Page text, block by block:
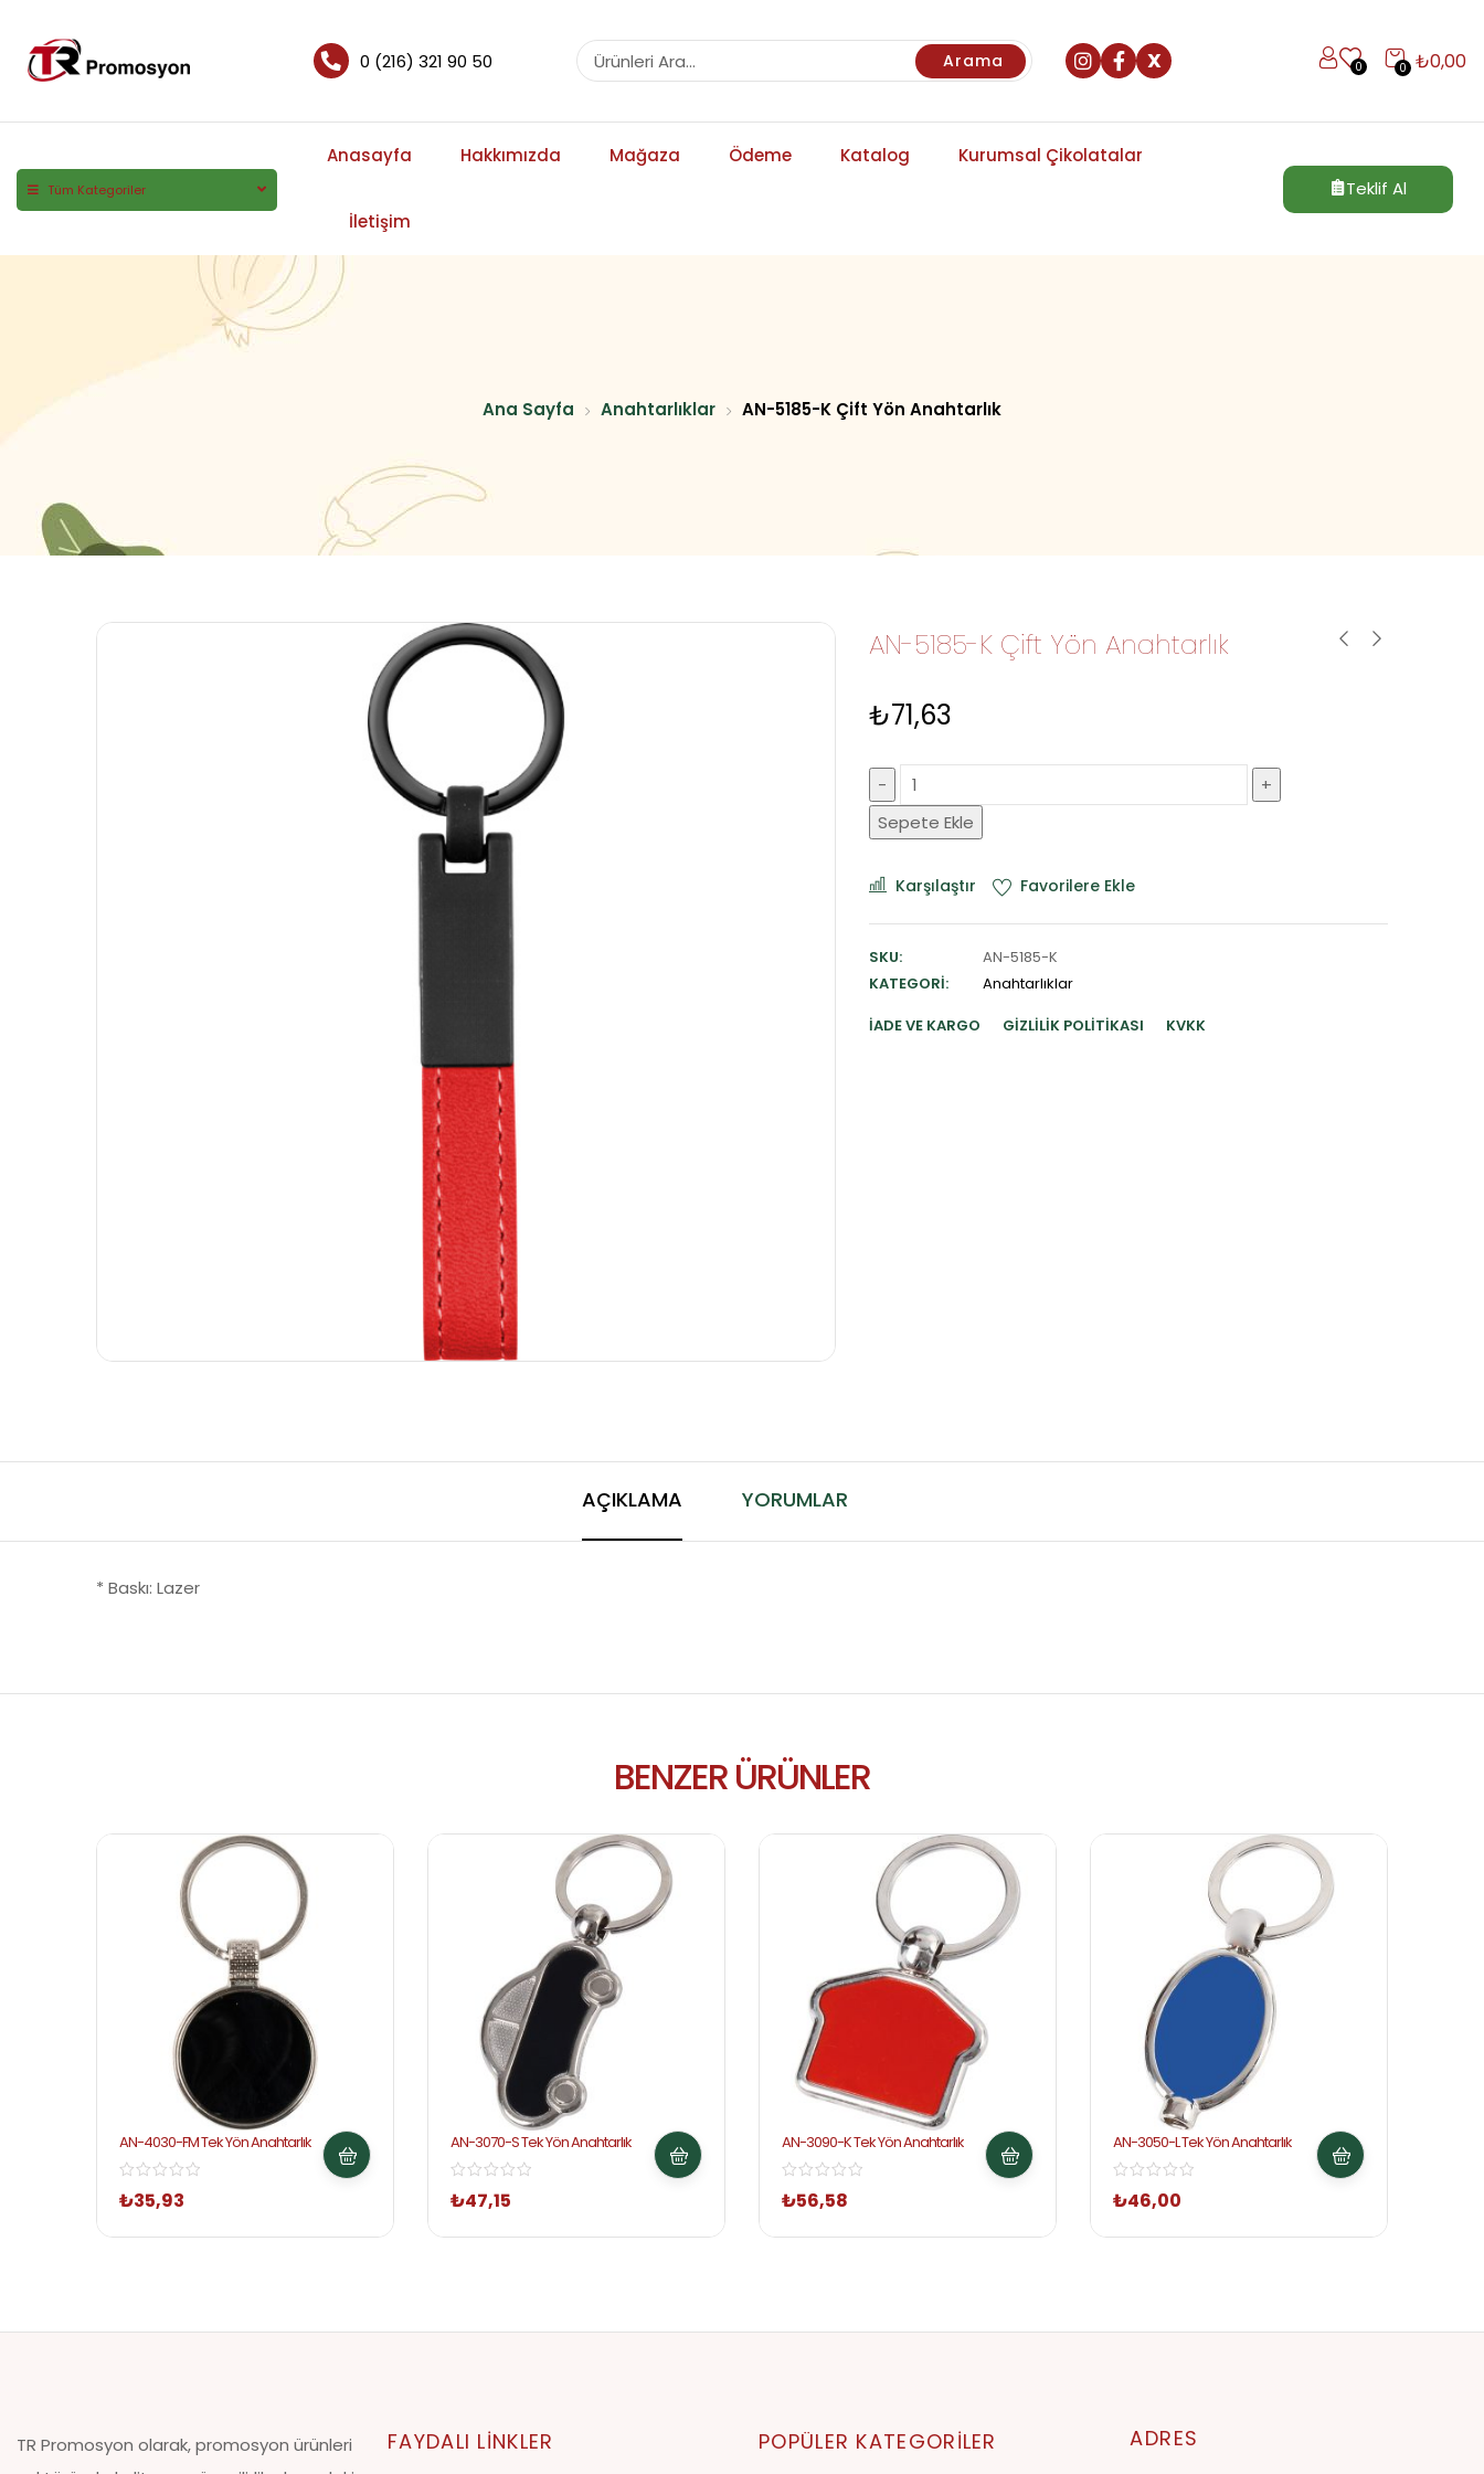
0 (216) 321 90 50 Arama X 0 ₺0,00
0
Tüm Kategoriler
Anasayfa Hakkımızda Mağaza Ödeme Katalog Kurumsal Çikolatalar
İletişim
Teklif Al
Ana Sayfa Anahtarlıklar AN-5185-K Çift Yön Anahtarlık
AN-5185-K Çift Yön Anahtarlık
₺71,63
Sepete Ekle
Karşılaştır Favorilere Ekle
SKU:
AN-5185-K
KATEGORI:
Anahtarlıklar
İADE VE KARGO
GIZLILIK POLITIKASI KVKK
AÇIKLAMA YORUMLAR
* Baskı: Lazer
BENZER ÜRÜNLER
AN-4030-FM Tek Yön Anahtarlık
₺35,93
AN-3070-S Tek Yön Anahtarlık
₺47,15
AN-3090-K Tek Yön Anahtarlık
₺56,58
AN-3050-L Tek Yön Anahtarlık
₺46,00
TR Promosyon olarak, promosyon ürünleri
FAYDALI LINKLER POPÜLER KATEGORILER ADRES